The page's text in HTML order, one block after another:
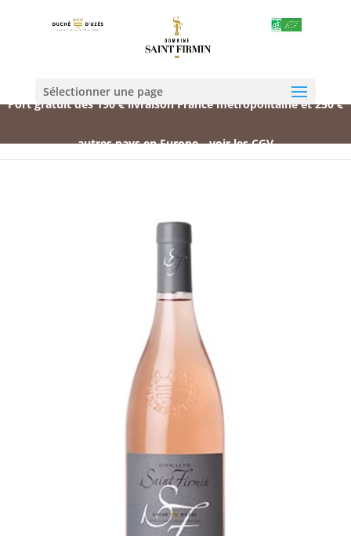
Sélectionner une page
Port gratuit dès 190 € livraison France métropolitaine et 250 €
autres pays en Europe voir les CGV